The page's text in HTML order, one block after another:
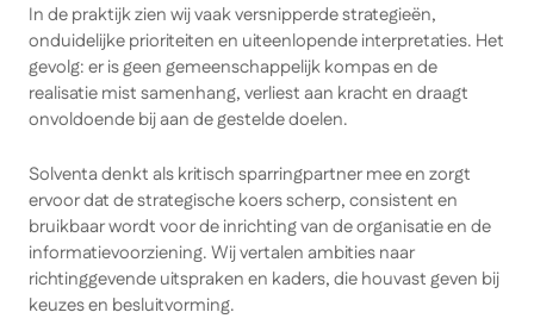
In de praktijk zien wij vaak versnipperde strategieën,
onduidelijke prioriteiten en uiteenlopende interpretaties. Het
gevolg: er is geen gemeenschappelijk kompas en de
realisatie mist samenhang, verliest aan kracht en draagt
onvoldoende bij aan de gestelde doelen.
Solventa denkt als kritisch sparringpartner mee en zorgt
ervoor dat de strategische koers scherp, consistent en
bruikbaar wordt voor de inrichting van de organisatie en de
informatievoorziening. Wij vertalen ambities naar
richtinggevende uitspraken en kaders, die houvast geven bij
keuzes en besluitvorming.